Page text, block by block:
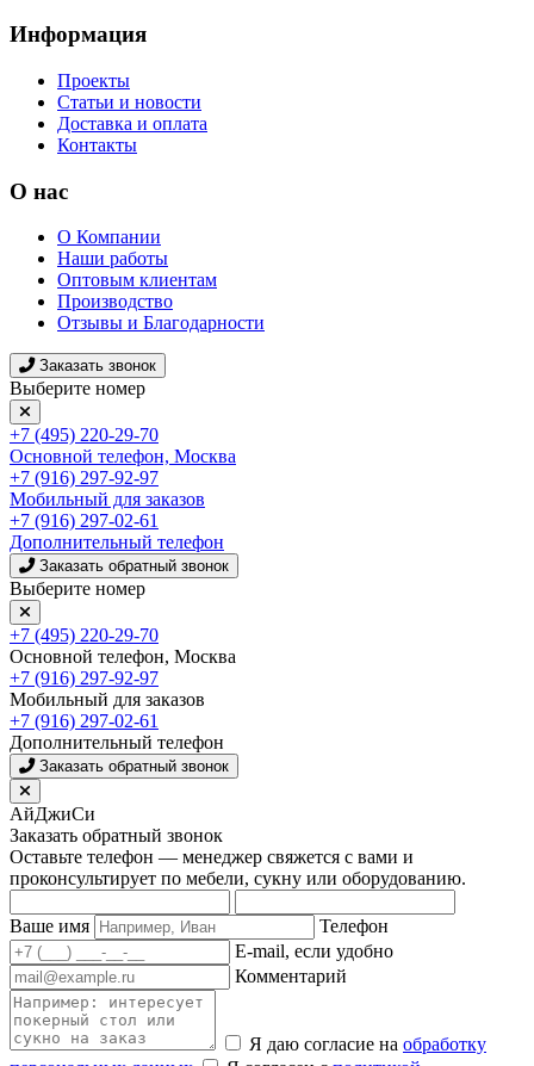
Информация
Проекты
Статьи и новости
Доставка и оплата
Контакты
О нас
О Компании
Наши работы
Оптовым клиентам
Производство
Отзывы и Благодарности
Заказать звонок
Выберите номер
+7 (495) 220-29-70
Основной телефон, Москва
+7 (916) 297-92-97
Мобильный для заказов
+7 (916) 297-02-61
Дополнительный телефон
Заказать обратный звонок
Выберите номер
+7 (495) 220-29-70
Основной телефон, Москва
+7 (916) 297-92-97
Мобильный для заказов
+7 (916) 297-02-61
Дополнительный телефон
Заказать обратный звонок
АйДжиСи
Заказать обратный звонок
Оставьте телефон — менеджер свяжется с вами и
проконсультирует по мебели, сукну или оборудованию.
Ваше имя
Телефон
E-mail, если удобно
Комментарий
Я даю согласие на обработку